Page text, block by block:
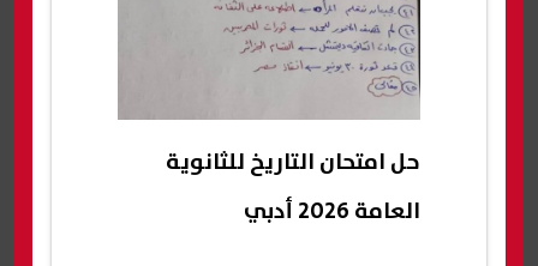
حل امتحان التاريخ للثانوية
العامة 2026 أدبي